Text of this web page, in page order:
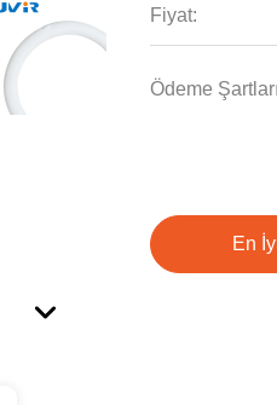
Fiyat:
Ödeme
En